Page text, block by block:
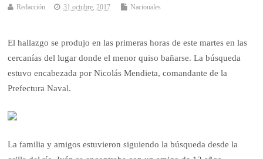
Redacción 31 octubre, 2017 Nacionales
El hallazgo se produjo en las primeras horas de este martes en las
cercanías del lugar donde el menor quiso bañarse. La búsqueda
estuvo encabezada por Nicolás Mendieta, comandante de la
Prefectura Naval.
La familia y amigos estuvieron siguiendo la búsqueda desde la